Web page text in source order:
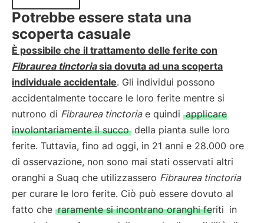
Potrebbe essere stata una
scoperta casuale
È possibile che il trattamento delle ferite con
Fibraurea tinctoriasia dovuta ad una scoperta
individuale accidentale. Gli individui possono
accidentalmente toccare le loro ferite mentre si
nutrono di Fibraurea tinctoriae quindi applicare
involontariamente il succo della pianta sulle loro
ferite. Tuttavia, fino ad oggi, in 21 anni e 28.000 ore
di osservazione, non sono mai stati osservati altri
oranghi a Suaq che utilizzassero Fibraurea tinctoria
per curare le loro ferite. Ciò può essere dovuto al
fatto che raramente si incontrano oranghi feriti in